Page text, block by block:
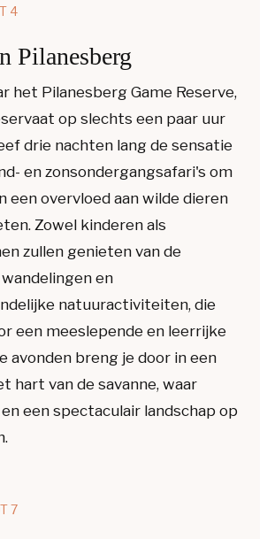
4
Pilanesberg
het Pilanesberg Game Reserve,
op slechts een paar uur
drie nachten lang de sensatie
en zonsondergangsafari's om
een overvloed aan wilde dieren
Zowel kinderen als
zullen genieten van de
en
natuuractiviteiten, die
een meeslepende en leerrijke
avonden breng je door in een
hart van de savanne, waar
een spectaculair landschap op
7